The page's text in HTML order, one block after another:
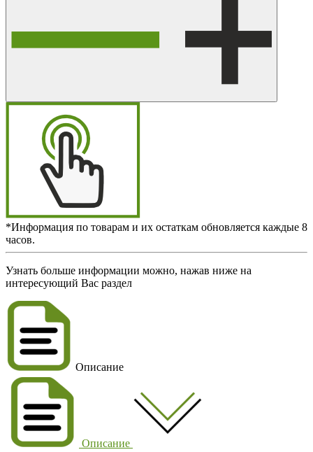
*Информация по товарам и их остаткам обновляется каждые 8
часов.
Узнать больше информации можно, нажав ниже на
интересующий Вас раздел
Описание
Описание